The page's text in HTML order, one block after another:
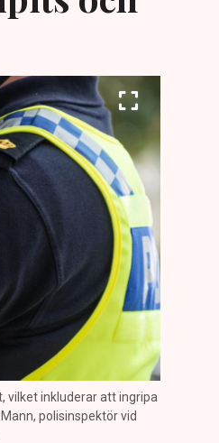
vilket inkluderar att ingripa
polisinspektör vid